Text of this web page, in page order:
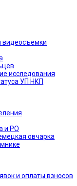
видеосъемки
исследования
УП НКП
и РО
овчарка
и оплаты взносов